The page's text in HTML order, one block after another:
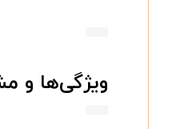
ویژگی‌ها و